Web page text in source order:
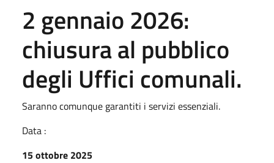
2 gennaio 2026:
chiusura al pubblico
degli Uffici comunali.
Saranno comunque garantiti i servizi essenziali.
Data :
15 ottobre 2025